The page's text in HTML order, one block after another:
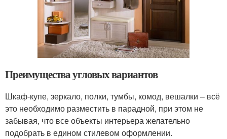
Преимущества угловых вариантов
Шкаф-купе, зеркало, полки, тумбы, комод, вешалки – всё
это необходимо разместить в парадной, при этом не
забывая, что все объекты интерьера желательно
подобрать в едином стилевом оформлении.